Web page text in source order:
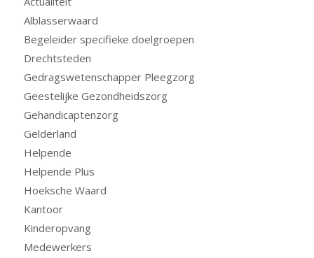
Alblasserwaard
Begeleider specifieke doelgroepen
Drechtsteden
Gedragswetenschapper Pleegzorg
Geestelijke Gezondheidszorg
Gehandicaptenzorg
Gelderland
Helpende
Helpende Plus
Hoeksche Waard
Kantoor
Kinderopvang
Medewerkers